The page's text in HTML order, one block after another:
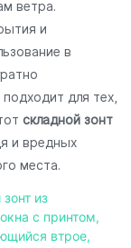
ветра.
и
в
для тех,
складной зонт
и вредных
места.